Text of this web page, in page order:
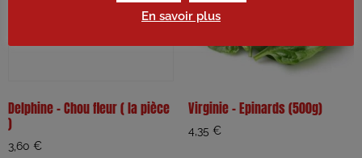
Delphine – Chou fleur ( la pièce
)
3,60 €
Virginie – Epinards (500g)
4,35 €
En savoir plus